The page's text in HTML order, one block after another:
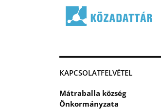
KAPCSOLATFELVÉTEL
Mátraballa község
Önkormányzata